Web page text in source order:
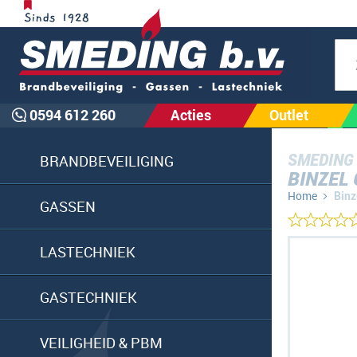
0594 612 260 Acties Outlet
BRANDBEVEILIGING
GASSEN
LASTECHNIEK
GASTECHNIEK
VEILIGHEID & PBM
BINZEL
Home
Ga